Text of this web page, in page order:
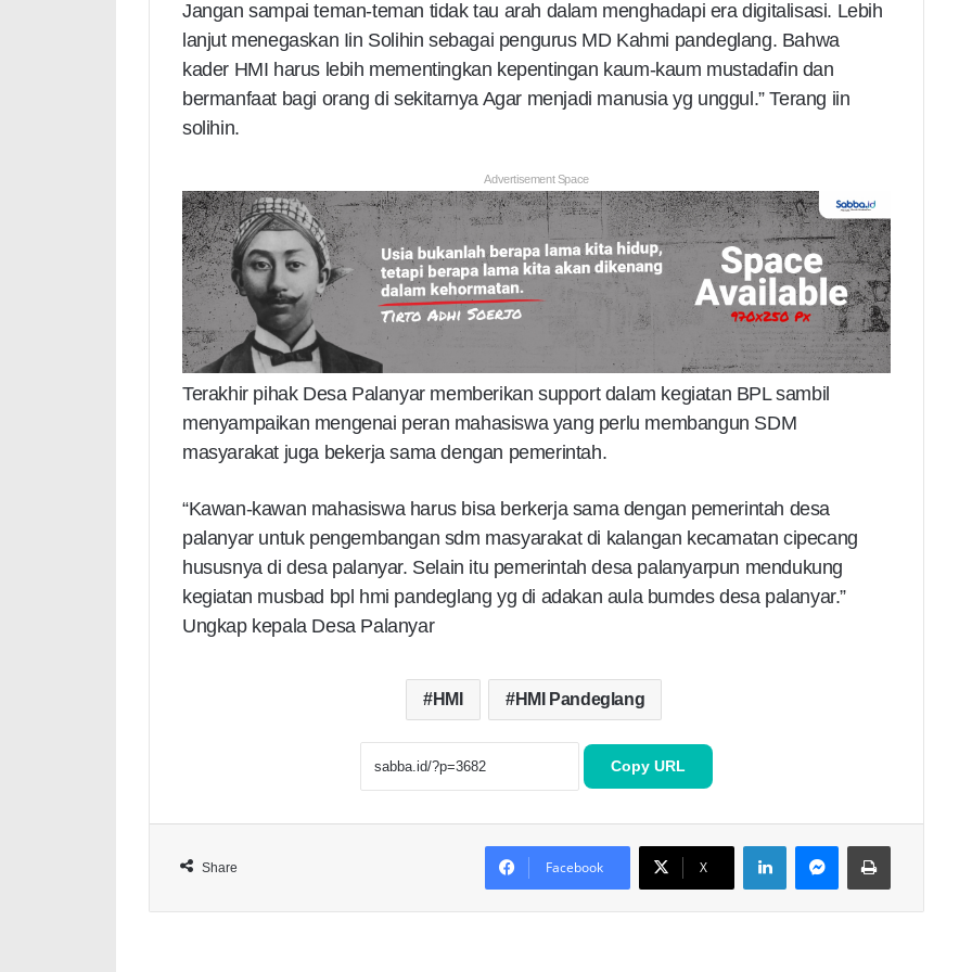
Jangan sampai teman-teman tidak tau arah dalam menghadapi era digitalisasi. Lebih
lanjut menegaskan Iin Solihin sebagai pengurus MD Kahmi pandeglang. Bahwa
kader HMI harus lebih mementingkan kepentingan kaum-kaum mustadafin dan
bermanfaat bagi orang di sekitarnya Agar menjadi manusia yg unggul.” Terang iin
solihin.
Advertisement Space
Terakhir pihak Desa Palanyar memberikan support dalam kegiatan BPL sambil
menyampaikan mengenai peran mahasiswa yang perlu membangun SDM
masyarakat juga bekerja sama dengan pemerintah.
“Kawan-kawan mahasiswa harus bisa berkerja sama dengan pemerintah desa
palanyar untuk pengembangan sdm masyarakat di kalangan kecamatan cipecang
hususnya di desa palanyar. Selain itu pemerintah desa palanyarpun mendukung
kegiatan musbad bpl hmi pandeglang yg di adakan aula bumdes desa palanyar.”
Ungkap kepala Desa Palanyar
HMI HMI Pandeglang
Copy URL
Share Facebook X
LinkedInMessengerPrint